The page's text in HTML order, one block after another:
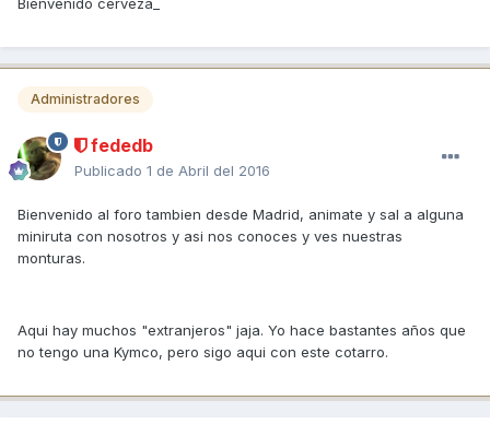
Bienvenido cerveza_
Administradores
fededb
Publicado 1 de Abril del 2016
Bienvenido al foro tambien desde Madrid, animate y sal a alguna
miniruta con nosotros y asi nos conoces y ves nuestras
monturas.
Aqui hay muchos "extranjeros" jaja. Yo hace bastantes años que
no tengo una Kymco, pero sigo aqui con este cotarro.